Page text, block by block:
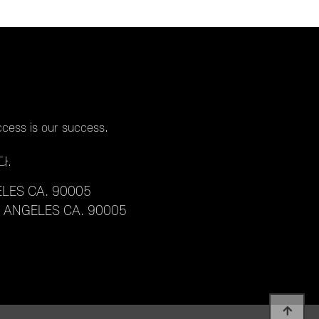
is our success.
.
CA. 90005
CA. 90005